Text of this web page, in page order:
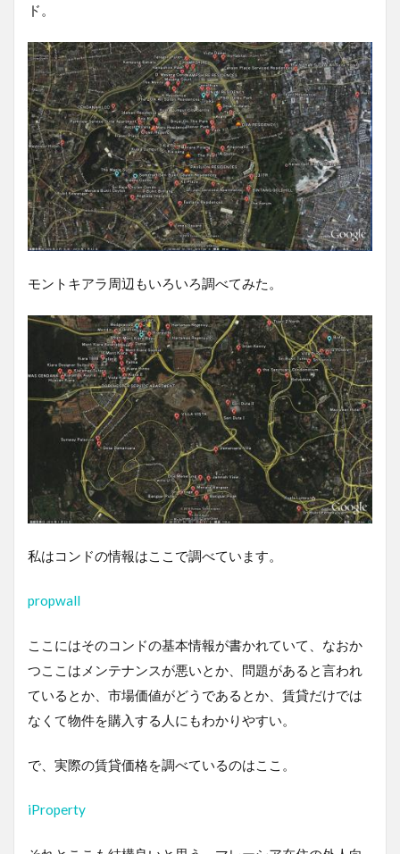
ド。
モントキアラ周辺もいろいろ調べてみた。
私はコンドの情報はここで調べています。
propwall
ここにはそのコンドの基本情報が書かれていて、なおか
つここはメンテナンスが悪いとか、問題があると言われ
ているとか、市場価値がどうであるとか、賃貸だけでは
なくて物件を購入する人にもわかりやすい。
で、実際の賃貸価格を調べているのはここ。
iProperty